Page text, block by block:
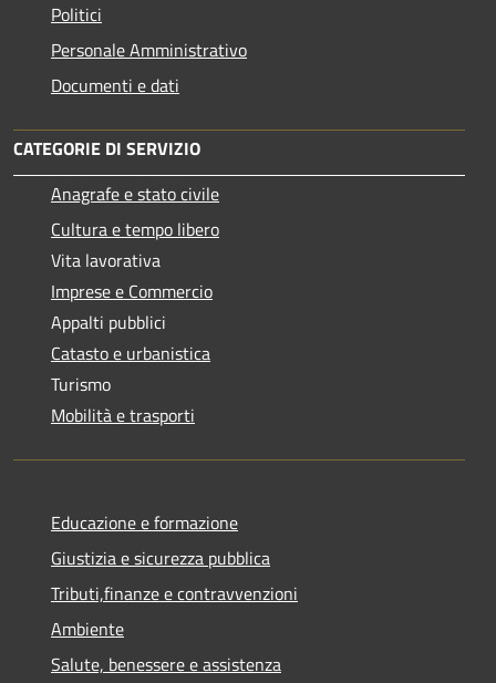
Politici
Personale Amministrativo
Documenti e dati
CATEGORIE DI SERVIZIO
Anagrafe e stato civile
Cultura e tempo libero
Vita lavorativa
Imprese e Commercio
Appalti pubblici
Catasto e urbanistica
Turismo
Mobilità e trasporti
Educazione e formazione
Giustizia e sicurezza pubblica
Tributi,finanze e contravvenzioni
Ambiente
Salute, benessere e assistenza